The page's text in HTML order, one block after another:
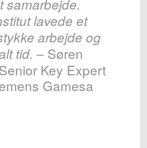
samarbejde.
lavede et
arbejde og
tid. – Søren
Key Expert
Gamesa